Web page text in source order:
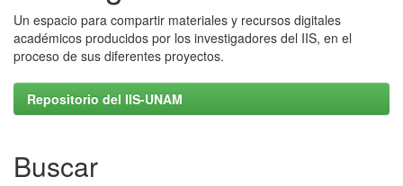
Un espacio para compartir materiales y recursos digitales
académicos producidos por los investigadores del IIS, en el
proceso de sus diferentes proyectos.
Repositorio del IIS-UNAM
Buscar